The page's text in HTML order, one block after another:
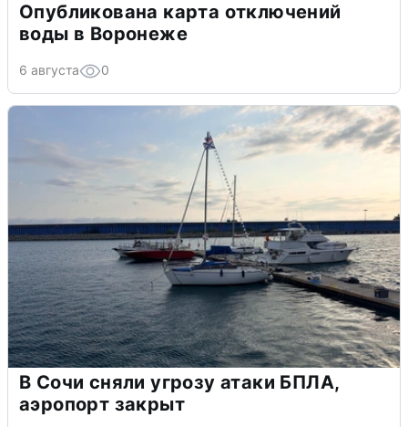
Опубликована карта отключений
воды в Воронеже
6 августа 0
В Сочи сняли угрозу атаки БПЛА,
аэропорт закрыт